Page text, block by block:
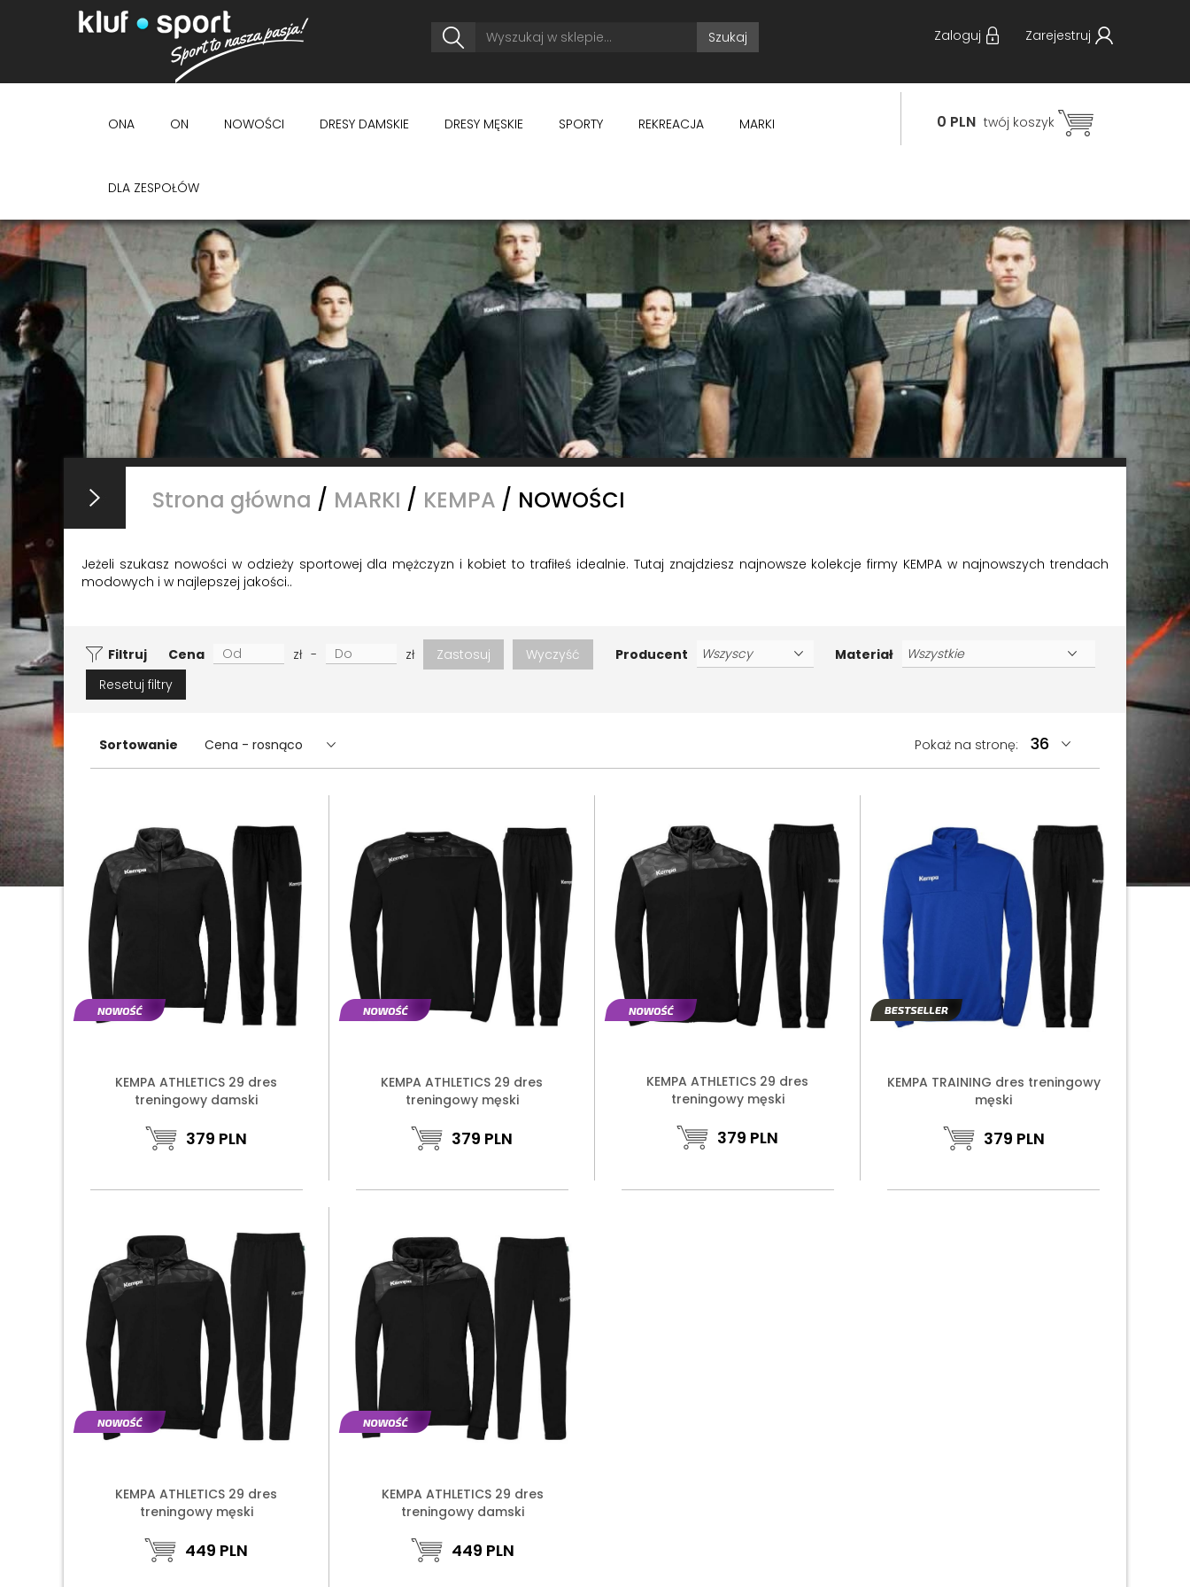
Szukaj Zaloguj Zarejestruj
ONA ON NOWOŚCI DRESY DAMSKIE DRESY MĘSKIE SPORTY REKREACJA MARKI
DLA ZESPOŁÓW
0 PLN twój koszyk
Strona główna / MARKI / KEMPA / NOWOŚCI
Jeżeli szukasz nowości w odzieży sportowej dla mężczyzn i kobiet to trafiłeś idealnie. Tutaj znajdziesz najnowsze kolekcje firmy KEMPA w najnowszych trendach
modowych i w najlepszej jakości..
Filtruj Cena zł - zł Zastosuj Wyczyść Producent
Materiał
Resetuj filtry
Sortowanie Cena - rosnąco Pokaż na stronę:
KEMPA ATHLETICS 29 dres
treningowy damski
379 PLN
KEMPA ATHLETICS 29 dres
treningowy męski
379 PLN
KEMPA ATHLETICS 29 dres
treningowy męski
379 PLN
KEMPA TRAINING dres treningowy
męski
379 PLN
KEMPA ATHLETICS 29 dres
treningowy męski
449 PLN
KEMPA ATHLETICS 29 dres
treningowy damski
449 PLN